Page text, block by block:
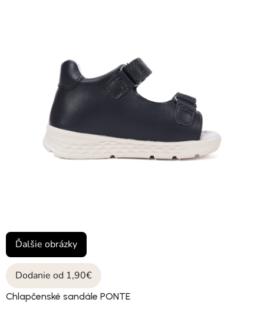
Dodanie od 1,90€
Chlapčenské sandále PONTE
Ďalšie obrázky